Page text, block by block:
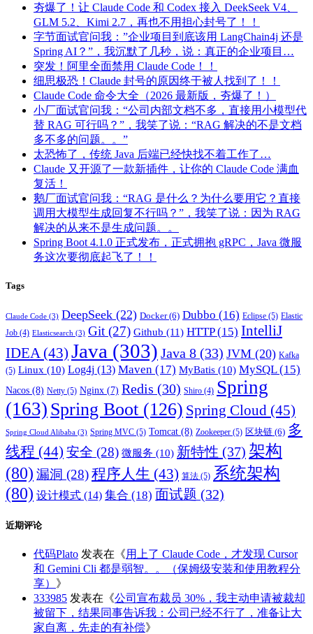
夯爆了！让 Claude Code 和 Codex 接入 DeekSeek V4、
GLM 5.2、Kimi 2.7，再也不用担心封号了！！
字节面试官问我：”企业项目到底该用 LangChain4j 还是
Spring AI？”，我沉默了几秒，说：真正的企业项目…
突发！阿里全面禁用 Claude Code！！
细思极恐！Claude 封号的原因终于被人找到了！！
Claude Code 命令大全（2026 最新版，夯爆了！）
小厂面试官问我：“公司内部文档不多，直接用小模型代
替 RAG 可行吗？”，我笑了说：“RAG 解决的不是文档
多不多的问题。。”
太恐怖了，传统 Java 后端已经快找不着工作了…
Claude 又开源了一款新插件，让你的 Claude Code 满血
复活！
鹅厂面试官问我：“RAG 是什么？为什么要用它？直接
调用大模型生成回复不行吗？”，我笑了说：因为 RAG
解决的从来不是生成问题。。
Spring Boot 4.1.0 正式发布，正式拥抱 gRPC，Java 微服
务这次要彻底起飞了！！
Tags
Claude Code (3) DeepSeek (22) Docker(6) Dubbo (16) Eclipse (5) Elastic
Job (4) Elasticsearch (3) Git (27) Github (11) HTTP(15) IntelliJ
IDEA (43) Java (303) Java 8 (33) JVM (20) Kafka
(5) Linux (10) Log4j (13) Maven (17) MyBatis (10) MySQL(15)
Nacos (8) Netty (5) Nginx (7) Redis (30) Shiro (4) Spring
(163) Spring Boot (126) Spring Cloud (45)
Spring Cloud Alibaba (3) Spring MVC (5) Tomcat (8) Zookeeper (5) 区块链 (6) 多
线程 (44) 安全 (28) 微服务 (10) 新特性 (37) 架构
(80) 漏洞 (28)程序人生 (43) 算法 (5) 系统架构
(80) 设计模式 (14) 集合 (18) 面试题 (32)
近期评论
代码Plato 发表在《用上了 Claude Code，才发现 Cursor
和 Gemini Cli 都是弱智。。（保姆级安装和使用教程分
享） 》
333985 发表在《公司宣布裁员 30%，我主动申请被裁却
被留下，结果同事告诉我：公司已经不行了，准备让大
家自离，先走的有补偿》